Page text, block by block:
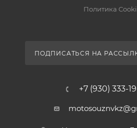
Политика
ПОДПИСАТЬСЯ НА
+7 (930) 333-